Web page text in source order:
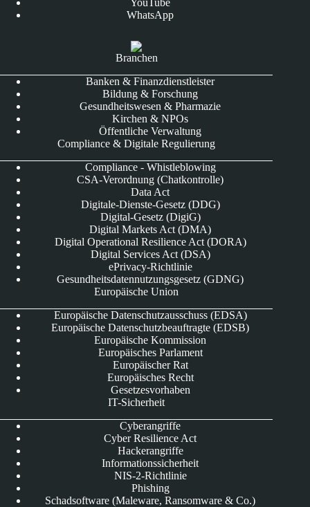
YouTube
WhatsApp
Branchen
Banken & Finanzdienstleister
Bildung & Forschung
Gesundheitswesen & Pharmazie
Kirchen & NPOs
Öffentliche Verwaltung
Compliance & Digitale Regulierung
Compliance - Whistleblowing
CSA-Verordnung (Chatkontrolle)
Data Act
Digitale-Dienste-Gesetz (DDG)
Digital-Gesetz (DigiG)
Digital Markets Act (DMA)
Digital Operational Resilience Act (DORA)
Digital Services Act (DSA)
ePrivacy-Richtlinie
Gesundheitsdatennutzungsgesetz (GDNG)
Europäische Union
Europäische Datenschutzausschuss (EDSA)
Europäische Datenschutzbeauftragte (EDSB)
Europäische Kommission
Europäisches Parlament
Europäischer Rat
Europäisches Recht
Gesetzesvorhaben
IT-Sicherheit
Cyberangriffe
Cyber Resilience Act
Hackerangriffe
Informationssicherheit
NIS-2-Richtlinie
Phishing
Schadsoftware (Maleware, Ransomware & Co.)